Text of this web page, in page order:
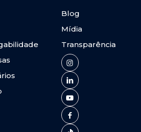
Blog
Mídia
Transparência